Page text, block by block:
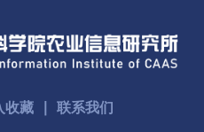
收藏 联系我们